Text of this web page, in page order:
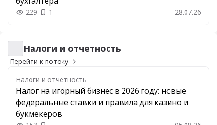
229 1 28.07.26
Налоги и отчетность
Налоги и отчетность
Перейти к потоку
Налоги и отчетность
Налог на игорный бизнес в 2026 году: новые
федеральные ставки и правила для казино и
букмекеров